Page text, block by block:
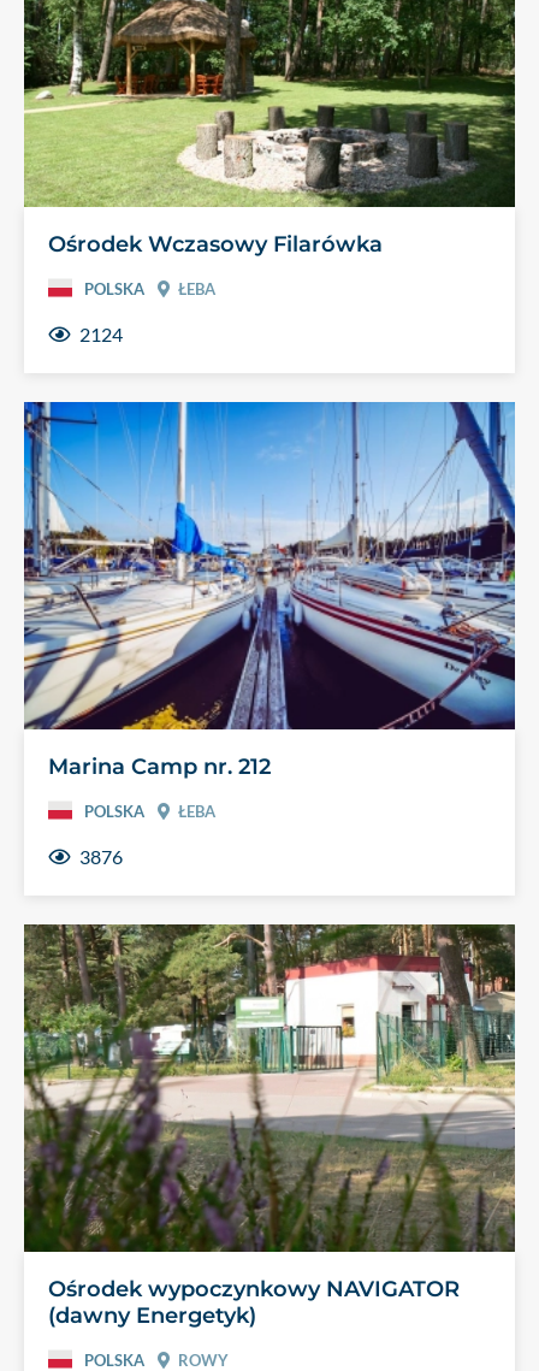
Ośrodek Wczasowy Filarówka
POLSKA ŁEBA
2124
Marina Camp nr. 212
POLSKA ŁEBA
3876
Ośrodek wypoczynkowy NAVIGATOR
(dawny Energetyk)
POLSKA ROWY